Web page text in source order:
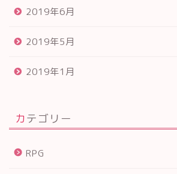
2019年6月
2019年5月
2019年1月
カテゴリー
RPG